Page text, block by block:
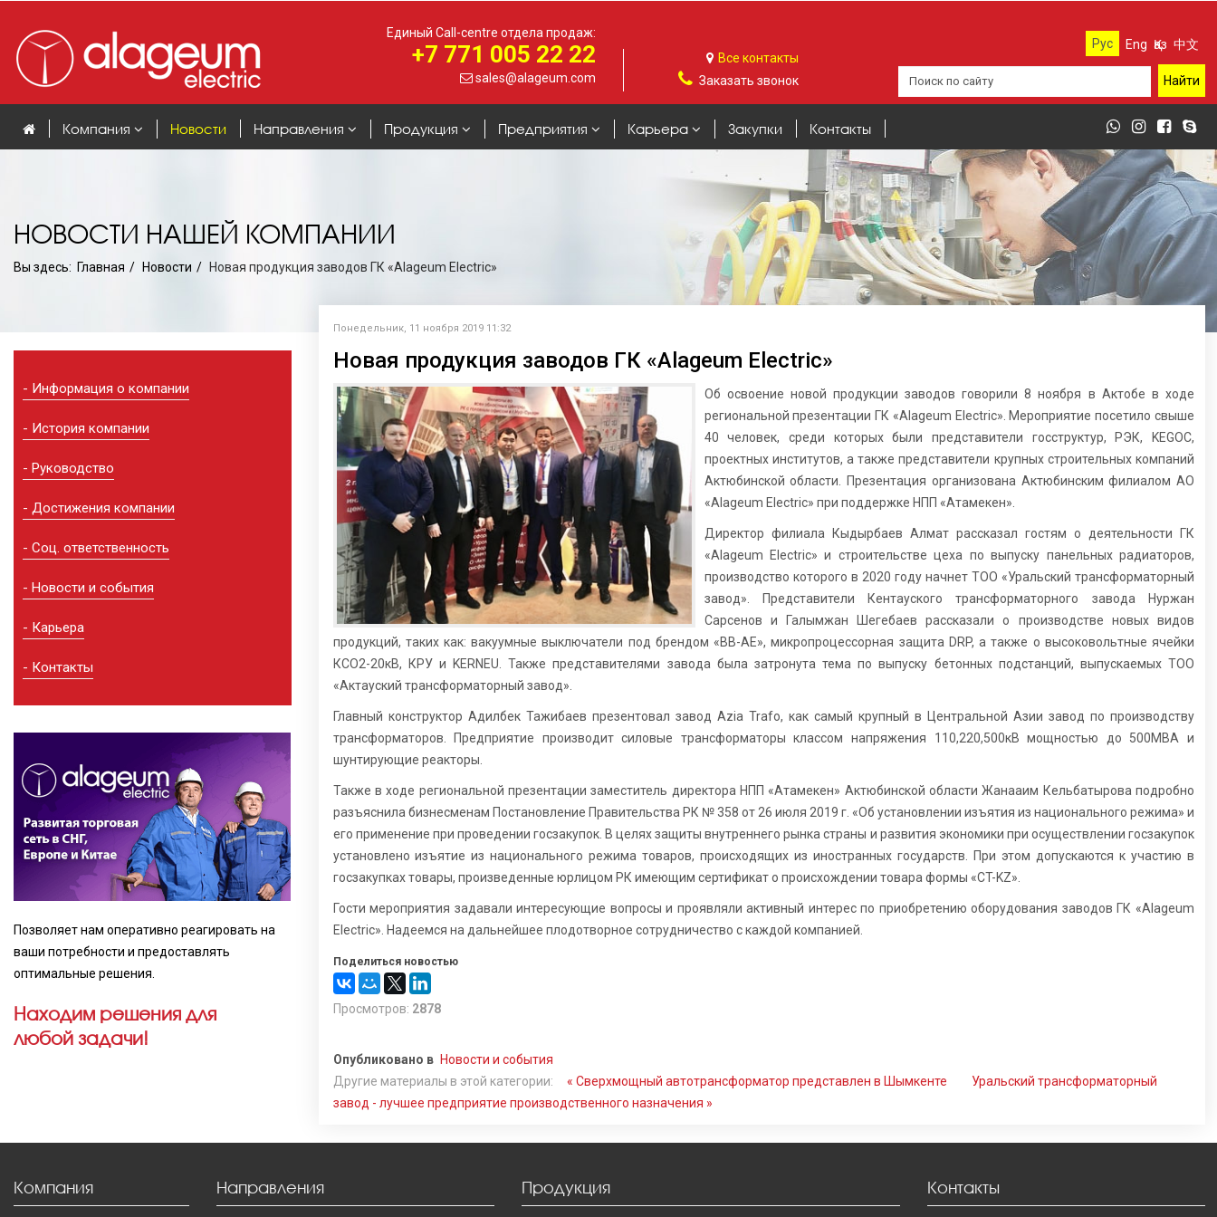
Единый Call-centre отдела продаж:
+7 771 005 22 22
sales@alageum.com
Все контакты
Заказать звонок
Рус Eng Қаз 中文
Компания Новости Направления Продукция Предприятия Карьера Закупки Контакты
НОВОСТИ НАШЕЙ КОМПАНИИ
Вы здесь: Главная Новости Новая продукция заводов ГК «Alageum Electric»
Информация о компании
История компании
Руководство
Достижения компании
Соц. ответственность
Новости и события
Карьера
Контакты
Позволяет нам оперативно реагировать на
ваши потребности и предоставлять
оптимальные решения.
Находим решения для
любой задачи!
Понедельник, 11 ноября 2019 11:32
Новая продукция заводов ГК «Alageum Electric»
Об освоение новой продукции заводов говорили 8 ноября в Актобе в ходе
региональной презентации ГК «Alageum Electric». Мероприятие посетило свыше
40 человек, среди которых были представители госструктур, РЭК, KEGOC,
проектных институтов, а также представители крупных строительных компаний
Актюбинской области. Презентация организована Актюбинским филиалом АО
«Alageum Electric» при поддержке НПП «Атамекен».
Директор филиала Кыдырбаев Алмат рассказал гостям о деятельности ГК
«Alageum Electric» и строительстве цеха по выпуску панельных радиаторов,
производство которого в 2020 году начнет ТОО «Уральский трансформаторный
завод». Представители Кентауского трансформаторного завода Нуржан
Сарсенов и Галымжан Шегебаев рассказали о производстве новых видов
продукций, таких как: вакуумные выключатели под брендом «ВВ-АЕ», микропроцессорная защита DRP, а также о высоковольтные ячейки
КСО2-20кВ, КРУ и KERNEU. Также представителями завода была затронута тема по выпуску бетонных подстанций, выпускаемых ТОО
«Актауский трансформаторный завод».
Главный конструктор Адилбек Тажибаев презентовал завод Azia Trafo, как самый крупный в Центральной Азии завод по производству
трансформаторов. Предприятие производит силовые трансформаторы классом напряжения 110,220,500кВ мощностью до 500МВА и
шунтирующие реакторы.
Также в ходе региональной презентации заместитель директора НПП «Атамекен» Актюбинской области Жанааим Кельбатырова подробно
разъяснила бизнесменам Постановление Правительства РК № 358 от 26 июля 2019 г. «Об установлении изъятия из национального режима» и
его применение при проведении госзакупок. В целях защиты внутреннего рынка страны и развития экономики при осуществлении госзакупок
установлено изъятие из национального режима товаров, происходящих из иностранных государств. При этом допускаются к участию в
госзакупках товары, произведенные юрлицом РК имеющим сертификат о происхождении товара формы «CT-KZ».
Гости мероприятия задавали интересующие вопросы и проявляли активный интерес по приобретению оборудования заводов ГК «Alageum
Electric». Надеемся на дальнейшее плодотворное сотрудничество с каждой компанией.
Поделиться новостью
Просмотров: 2878
Опубликовано в Новости и события
Другие материалы в этой категории:
« Сверхмощный автотрансформатор представлен в Шымкенте
Уральский трансформаторный
завод - лучшее предприятие производственного назначения »
Компания Направления Продукция Контакты